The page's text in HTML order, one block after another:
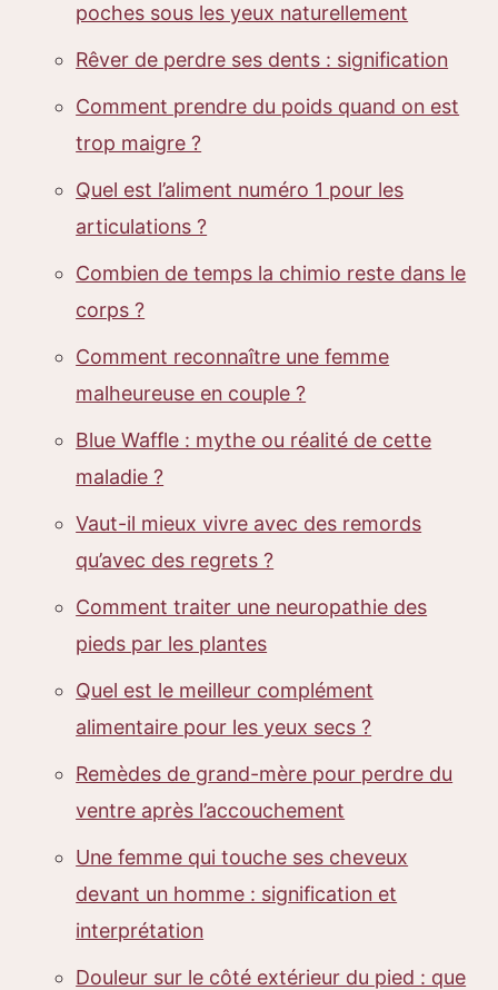
poches sous les yeux naturellement
Rêver de perdre ses dents : signification
Comment prendre du poids quand on est
trop maigre ?
Quel est l’aliment numéro 1 pour les
articulations ?
Combien de temps la chimio reste dans le
corps ?
Comment reconnaître une femme
malheureuse en couple ?
Blue Waffle : mythe ou réalité de cette
maladie ?
Vaut-il mieux vivre avec des remords
qu’avec des regrets ?
Comment traiter une neuropathie des
pieds par les plantes
Quel est le meilleur complément
alimentaire pour les yeux secs ?
Remèdes de grand-mère pour perdre du
ventre après l’accouchement
Une femme qui touche ses cheveux
devant un homme : signification et
interprétation
Douleur sur le côté extérieur du pied : que